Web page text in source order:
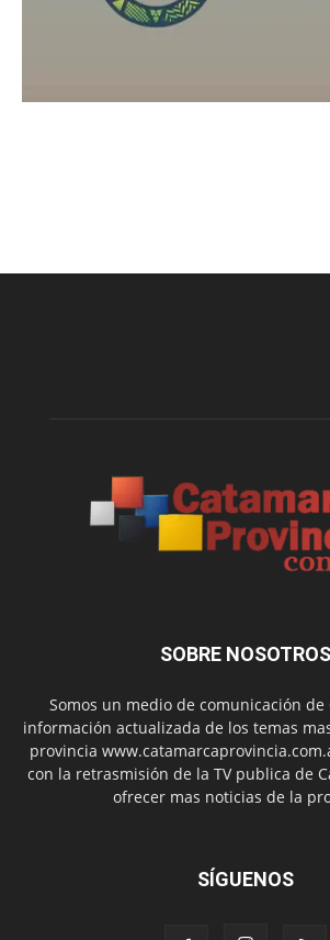
SOBRE NOSOTROS
Somos un medio de comunicación de
información actualizada de los temas
provincia
con la retrasmisión de la TV publica de
ofrecer mas noticias de la
SÍGUENOS